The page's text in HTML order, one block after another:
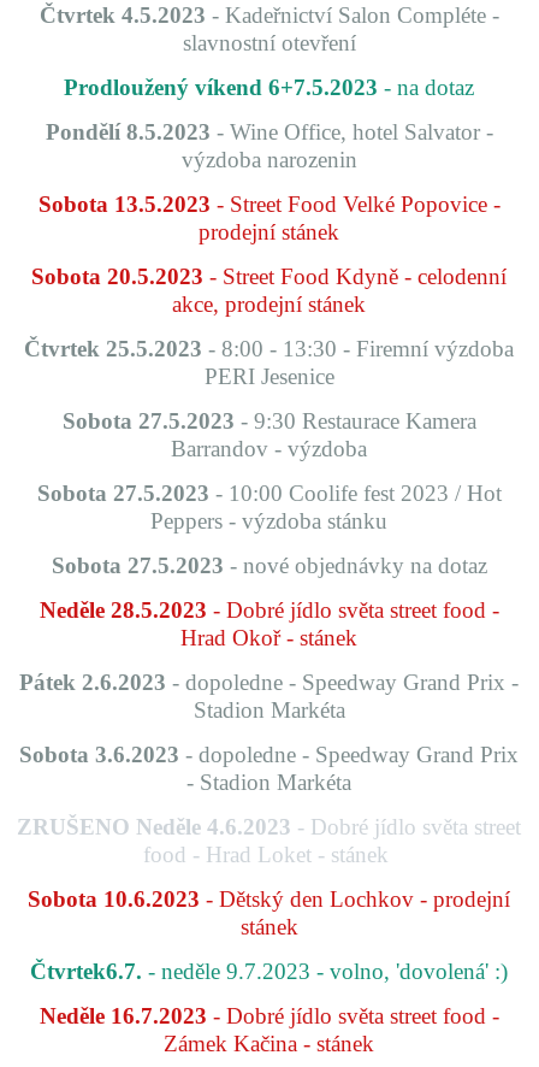
Čtvrtek 4.5.2023 - Kadeřnictví Salon Compléte -
slavnostní otevření
Prodloužený víkend 6+7.5.2023 - na dotaz
Pondělí 8.5.2023 - Wine Office, hotel Salvator -
výzdoba narozenin
Sobota 13.5.2023 - Street Food Velké Popovice -
prodejní stánek
Sobota 20.5.2023 - Street Food Kdyně - celodenní
akce, prodejní stánek
Čtvrtek 25.5.2023 - 8:00 - 13:30 - Firemní výzdoba
PERI Jesenice
Sobota 27.5.2023 - 9:30 Restaurace Kamera
Barrandov - výzdoba
Sobota 27.5.2023 - 10:00 Coolife fest 2023 / Hot
Peppers - výzdoba stánku
Sobota 27.5.2023 - nové objednávky na dotaz
Neděle 28.5.2023 - Dobré jídlo světa street food -
Hrad Okoř - stánek
Pátek 2.6.2023 - dopoledne - Speedway Grand Prix -
Stadion Markéta
Sobota 3.6.2023 - dopoledne - Speedway Grand Prix
- Stadion Markéta
ZRUŠENO Neděle 4.6.2023 - Dobré jídlo světa street
food - Hrad Loket - stánek
Sobota 10.6.2023 - Dětský den Lochkov - prodejní
stánek
Čtvrtek6.7. - neděle 9.7.2023 - volno, 'dovolená' :)
Neděle 16.7.2023 - Dobré jídlo světa street food -
Zámek Kačina - stánek